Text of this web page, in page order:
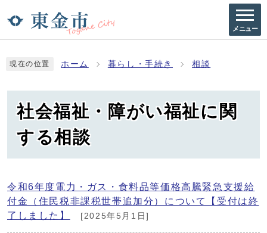
メニュー
現在の位置 ホーム 暮らし・手続き 相談
社会福祉・障がい福祉に関
する相談
令和6年度電力・ガス・食料品等価格高騰緊急支援給
付金（住民税非課税世帯追加分）について【受付は終
了しました】
[2025年5月1日]